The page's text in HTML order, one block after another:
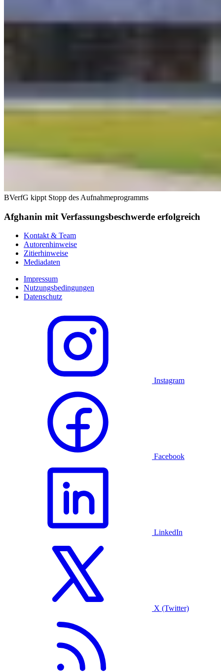
BVerfG kippt Stopp des Aufnahmeprogramms
Afghanin mit Verfassungsbeschwerde erfolgreich
Kontakt & Team
Autorenhinweise
Zitierhinweise
Mediadaten
Impressum
Nutzungsbedingungen
Datenschutz
Instagram
Facebook
LinkedIn
X (Twitter)